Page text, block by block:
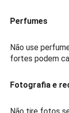
Perfumes
Não use
fortes podem
Fotografia e